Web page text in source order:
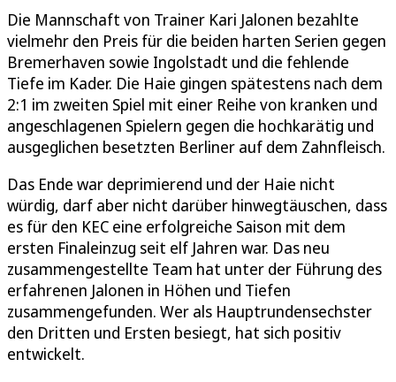
Die Mannschaft von Trainer Kari Jalonen bezahlte
vielmehr den Preis für die beiden harten Serien gegen
Bremerhaven sowie Ingolstadt und die fehlende
Tiefe im Kader. Die Haie gingen spätestens nach dem
2:1 im zweiten Spiel mit einer Reihe von kranken und
angeschlagenen Spielern gegen die hochkarätig und
ausgeglichen besetzten Berliner auf dem Zahnfleisch.
Das Ende war deprimierend und der Haie nicht
würdig, darf aber nicht darüber hinwegtäuschen, dass
es für den KEC eine erfolgreiche Saison mit dem
ersten Finaleinzug seit elf Jahren war. Das neu
zusammengestellte Team hat unter der Führung des
erfahrenen Jalonen in Höhen und Tiefen
zusammengefunden. Wer als Hauptrundensechster
den Dritten und Ersten besiegt, hat sich positiv
entwickelt.